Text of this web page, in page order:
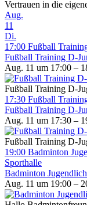
Vertrauen in die
Aug.
11
Di.
17:00 Fußball
Fußball Training D-
Aug. 11 um 17:00 –
Fußball Training D-
17:30 Fußball
Fußball Training D-
Aug. 11 um 17:30 –
Fußball Training D-
19:00 Badminton
Sporthalle
Badminton
Aug. 11 um 19:00 –